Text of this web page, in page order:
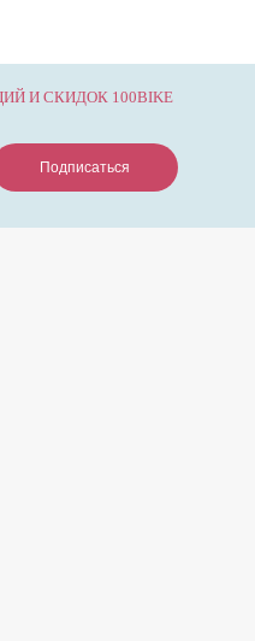
И СКИДОК 100BIKE
Подписаться
Подписаться
Подписаться